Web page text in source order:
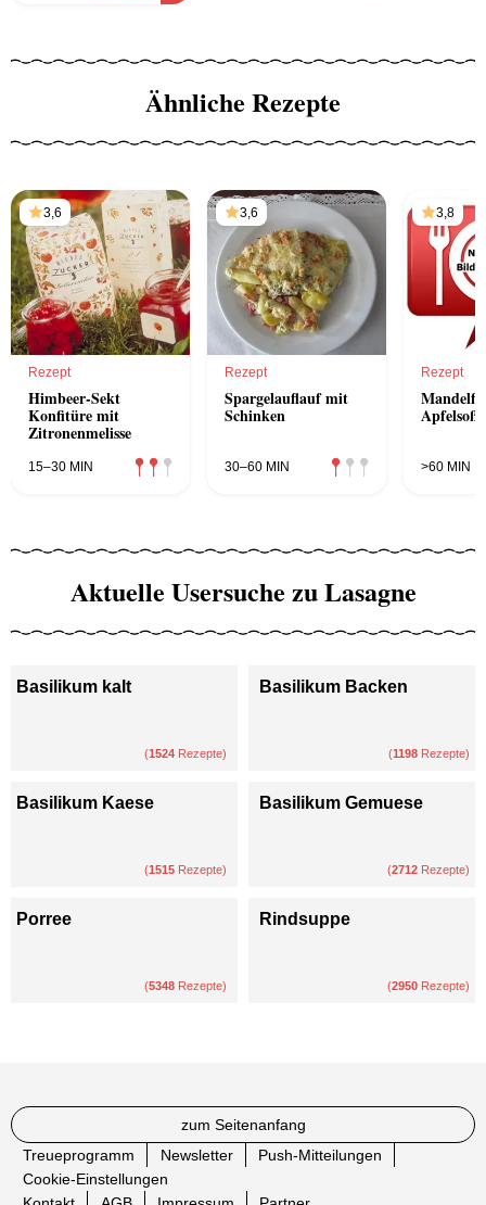
Ähnliche Rezepte
3,6
Rezept
Himbeer-Sekt
Konfitüre mit
Zitronenmelisse
15–30 MIN
3,6
Rezept
Spargelauflauf mit
Schinken
30–60 MIN
3,8
Rezept
Apfelsoße
>60 MIN
Aktuelle Usersuche zu Lasagne
Basilikum kalt
(1524 Rezepte)
Basilikum Backen
(1198 Rezepte)
Basilikum Kaese
(1515 Rezepte)
Basilikum Gemuese
(2712 Rezepte)
Porree
(5348 Rezepte)
Rindsuppe
(2950 Rezepte)
zum Seitenanfang
Treueprogramm
Newsletter
Push-Mitteilungen
Cookie-Einstellungen